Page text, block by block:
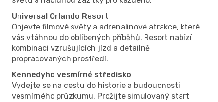
Universal Orlando Resort
Objevte filmové světy a adrenalinové atrakce, které
vás vtáhnou do oblíbených příběhů. Resort nabízí
kombinaci vzrušujících jízd a detailně
propracovaných prostředí.
Kennedyho vesmírné středisko
Vydejte se na cestu do historie a budoucnosti
vesmírného průzkumu. Prožijte simulovaný start